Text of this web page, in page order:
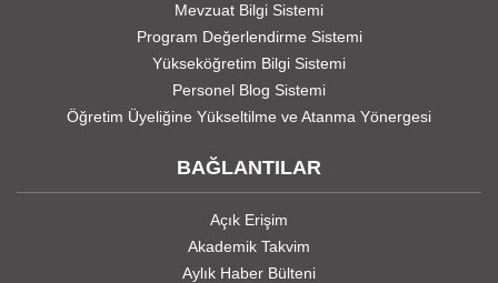
Mevzuat Bilgi Sistemi
Program Değerlendirme Sistemi
Yükseköğretim Bilgi Sistemi
Personel Blog Sistemi
Öğretim Üyeliğine Yükseltilme ve Atanma Yönergesi
BAĞLANTILAR
Açık Erişim
Akademik Takvim
Aylık Haber Bülteni